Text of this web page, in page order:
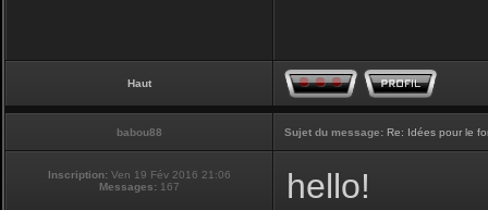
Haut
babou88 Sujet du message: Re: Idées pour le
Inscription: Ven 19 Fév 2016 21:06
Messages: 167 hello!